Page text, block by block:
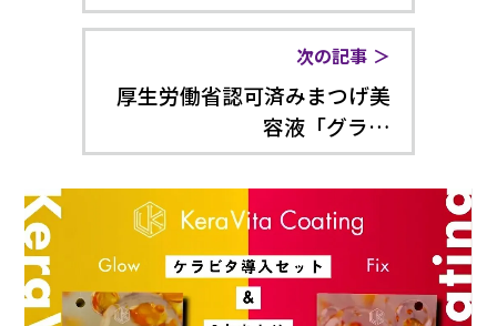
次の記事
厚生労働省認可済みまつげ美
容液「グラ…